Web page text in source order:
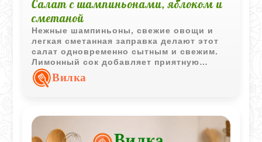
Салат с шампиньонами, яблоком и
сметаной
Нежные шампиньоны, свежие овощи и
легкая сметанная заправка делают этот
салат одновременно сытным и свежим.
Лимонный сок добавляет приятную
кислинку и хорошо подчеркивает вкус
грибов.Вилка